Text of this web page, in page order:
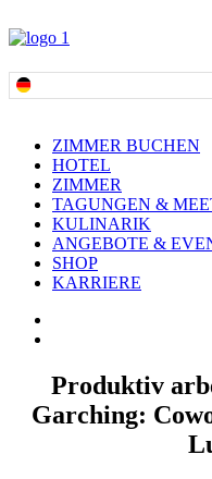
ZIMMER BUCHEN
HOTEL
ZIMMER
TAGUNGEN &
KULINARIK
ANGEBOTE &
SHOP
KARRIERE
Produktiv
Garching: